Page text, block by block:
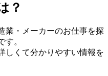
？
業・メーカーのお仕事を探
す。
しくて分かりやすい情報を